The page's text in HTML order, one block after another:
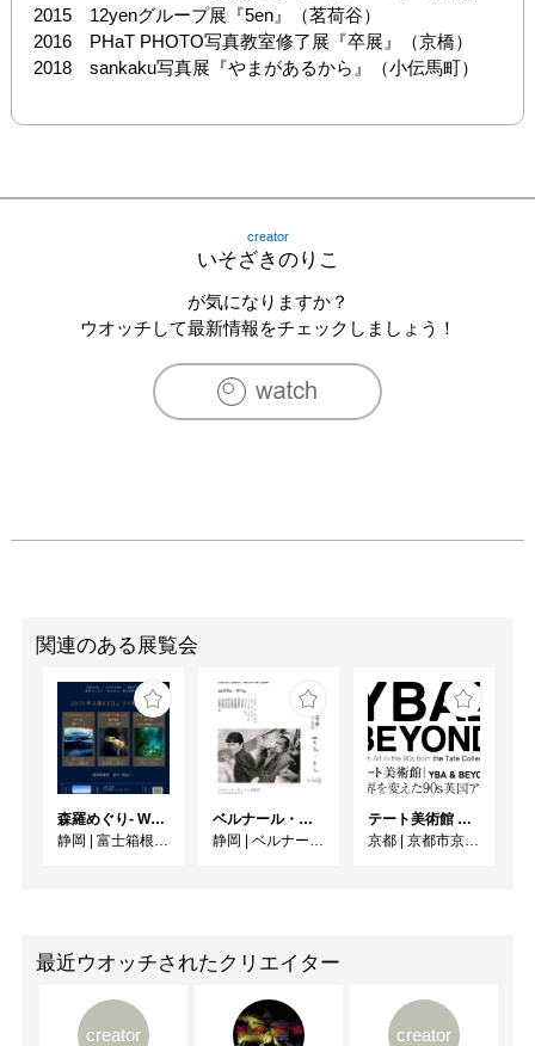
2015　12yenグループ展『5en』（茗荷谷）
2016　PHaT PHOTO写真教室修了展『卒展』（京橋）
creator
いそざきのりこ
が気になりますか？
ウオッチして最新情報をチェックしましょう！
関連のある展覧会
森羅めぐり- Wandering in Shinra -
静岡 | 富士箱根カントリークラブ
ベルナール・ビュフェと写真 ーカメラがとらえたビュフェとその時代、そして21 世紀へ
静岡 | ベルナール・ビュフェ美術館
テート美術館 ― YBA & BEYOND 世界を変えた90s英国アート
京都 | 京都市京セラ美術館
最近ウオッチされたクリエイター
creator creator